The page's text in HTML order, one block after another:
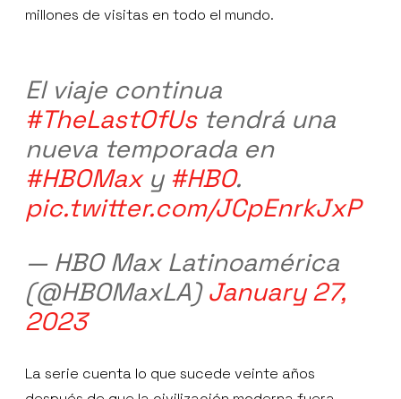
millones de visitas en todo el mundo.
El viaje continua
#TheLastOfUstendrá una
nueva temporada en
#HBOMaxy #HBO.
pic.twitter.com/JCpEnrkJxP
— HBO Max Latinoamérica
(@HBOMaxLA)January 27,
2023
La serie cuenta lo que sucede veinte años